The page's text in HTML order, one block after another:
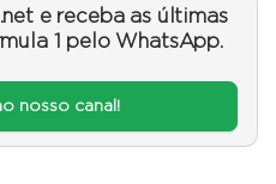
e receba as últimas
1 pelo WhatsApp.
nosso canal!